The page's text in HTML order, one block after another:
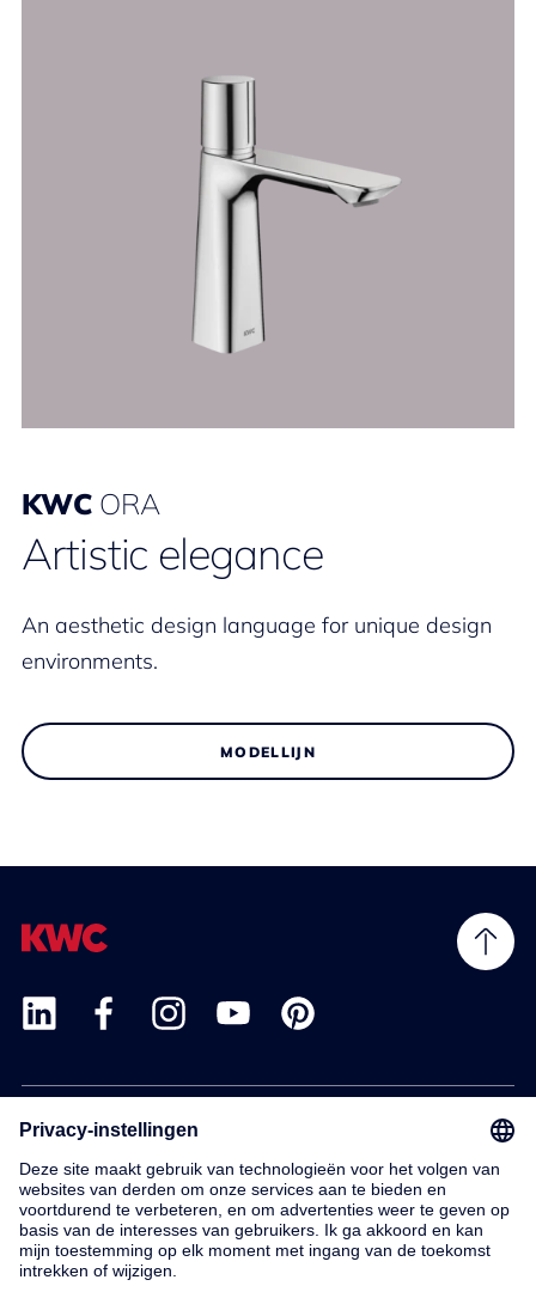
KWC ORA
Artistic elegance
An aesthetic design language for unique design
environments.
MODELLIJN
Service
Contact